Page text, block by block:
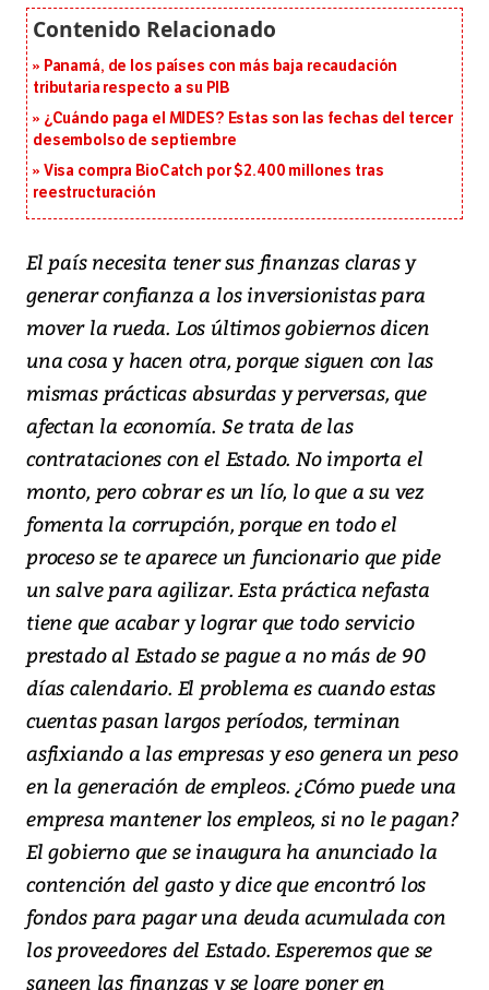
Panamá, de los países con más baja recaudación
tributaria respecto a su PIB
¿Cuándo paga el MIDES? Estas son las fechas del tercer
desembolso de septiembre
Visa compra BioCatch por $2.400 millones tras
reestructuración
El país necesita tener sus finanzas claras y
generar confianza a los inversionistas para
mover la rueda. Los últimos gobiernos dicen
una cosa y hacen otra, porque siguen con las
mismas prácticas absurdas y perversas, que
afectan la economía. Se trata de las
contrataciones con el Estado. No importa el
monto, pero cobrar es un lío, lo que a su vez
fomenta la corrupción, porque en todo el
proceso se te aparece un funcionario que pide
un salve para agilizar. Esta práctica nefasta
tiene que acabar y lograr que todo servicio
prestado al Estado se pague a no más de 90
días calendario. El problema es cuando estas
cuentas pasan largos períodos, terminan
asfixiando a las empresas y eso genera un peso
en la generación de empleos. ¿Cómo puede una
empresa mantener los empleos, si no le pagan?
El gobierno que se inaugura ha anunciado la
contención del gasto y dice que encontró los
fondos para pagar una deuda acumulada con
los proveedores del Estado. Esperemos que se
saneen las finanzas y se logre poner en